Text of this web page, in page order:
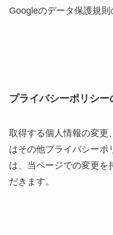
Googleのデータ保護規則
プライバシーポリシー
取得する個人情報の変更
はその他プライバシーポ
は、当ページでの変更を
だきます。